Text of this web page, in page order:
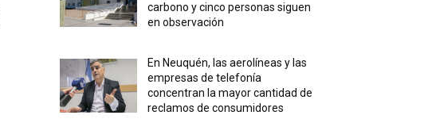
carbono y cinco personas siguen
en observación
En Neuquén, las aerolíneas y las
empresas de telefonía
concentran la mayor cantidad de
reclamos de consumidores